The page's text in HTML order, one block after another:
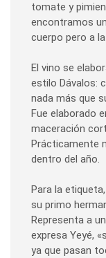
tomate y
encontramos
cuerpo pero a
El vino se
estilo Dávalos:
nada más que
Fue elaborado
maceración
Prácticamente
dentro del año.
Para la
su primo
Representa a
expresa Yeyé,
ya que pasan